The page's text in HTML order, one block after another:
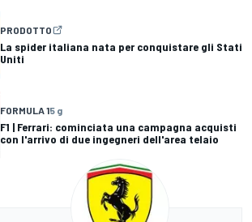
PRODOTTO
La spider italiana nata per conquistare gli Stati
Uniti
FORMULA 15 g
F1 | Ferrari: cominciata una campagna acquisti
con l'arrivo di due ingegneri dell'area telaio